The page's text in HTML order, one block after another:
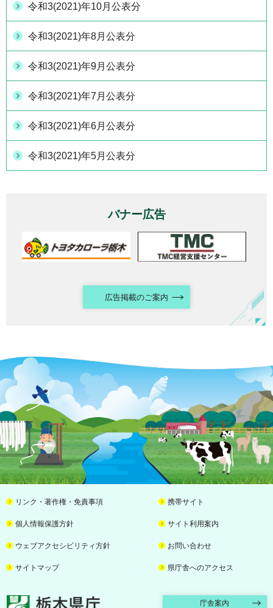
令和3(2021)年10月公表分
令和3(2021)年8月公表分
令和3(2021)年9月公表分
令和3(2021)年7月公表分
令和3(2021)年6月公表分
令和3(2021)年5月公表分
バナー広告
広告掲載のご案内
リンク・著作権・免責事項 携帯サイト
個人情報保護方針 サイト利用案内
ウェブアクセシビリティ方針 お問い合わせ
サイトマップ 県庁舎へのアクセス
栃木県庁 庁舎案内